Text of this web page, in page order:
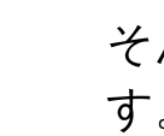
す